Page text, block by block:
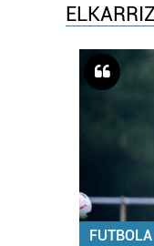
FUTBOLA